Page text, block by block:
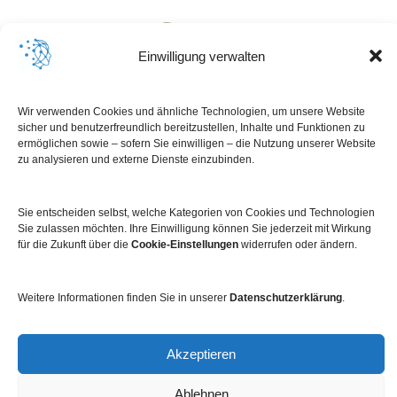
Einwilligung verwalten
Wir verwenden Cookies und ähnliche Technologien, um unsere Website
sicher und benutzerfreundlich bereitzustellen, Inhalte und Funktionen zu
ermöglichen sowie – sofern Sie einwilligen – die Nutzung unserer Website
zu analysieren und externe Dienste einzubinden.
Sie entscheiden selbst, welche Kategorien von Cookies und Technologien
Sie zulassen möchten. Ihre Einwilligung können Sie jederzeit mit Wirkung
für die Zukunft über die Cookie-Einstellungen widerrufen oder ändern.
Weitere Informationen finden Sie in unserer Datenschutzerklärung.
Akzeptieren
Ablehnen